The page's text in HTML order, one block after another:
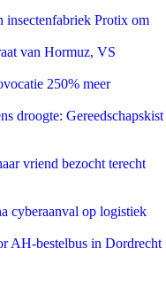
insectenfabriek Protix om
van Hormuz, VS
250% meer
droogte: Gereedschapskist
vriend bezocht terecht
cyberaanval op logistiek
AH-bestelbus in Dordrecht